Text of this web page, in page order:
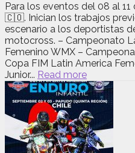
Para los eventos del 08 al
🇨🇴. Inician los trabajos
escenario a los deportistas
motocross. – Campeonato
Femenino WMX –
Copa FIM Latin America
Junior... Read more